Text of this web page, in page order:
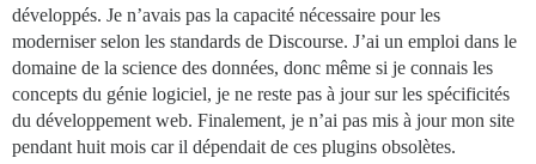
développés. Je n’avais pas la capacité nécessaire pour les
moderniser selon les standards de Discourse. J’ai un emploi dans le
domaine de la science des données, donc même si je connais les
concepts du génie logiciel, je ne reste pas à jour sur les spécificités
du développement web. Finalement, je n’ai pas mis à jour mon site
pendant huit mois car il dépendait de ces plugins obsolètes.